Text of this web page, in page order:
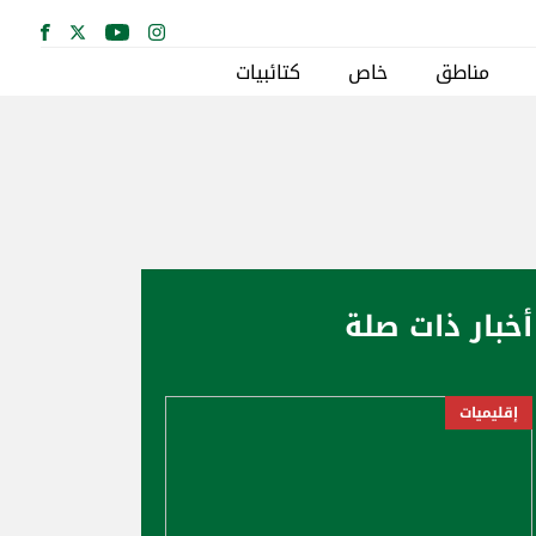
مناطق خاص كتائبيات
أخبار ذات صلة
إقليميات